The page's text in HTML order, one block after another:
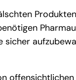
sicher